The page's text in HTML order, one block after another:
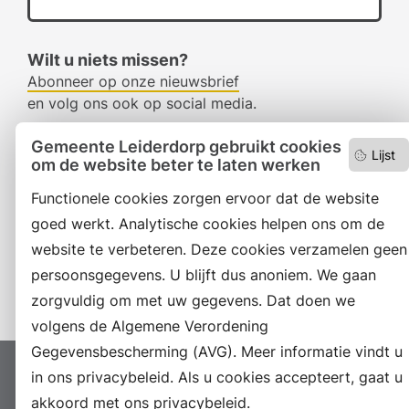
Lijst
Gemeente Leiderdorp gebruikt cookies
om de website beter te laten werken
Functionele cookies zorgen ervoor dat de website
goed werkt. Analytische cookies helpen ons om de
website te verbeteren. Deze cookies verzamelen geen
persoonsgegevens. U blijft dus anoniem. We gaan
zorgvuldig om met uw gegevens. Dat doen we
volgens de Algemene Verordening
Gegevensbescherming (AVG). Meer informatie vindt u
in ons privacybeleid. Als u cookies accepteert, gaat u
akkoord met ons privacybeleid.
Wilt u niets missen?
Abonneer op onze nieuwsbrief
en volg ons ook op social media.
Facebook
RSS
LinkedIn
Instagram
Proclaimer Colofon
Toegankelijkheid